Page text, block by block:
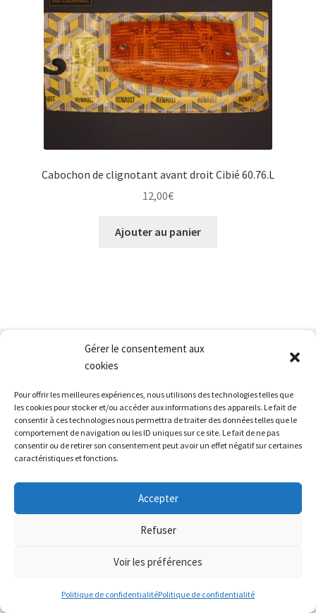
Gérer le consentement aux
cookies
Pour offrir les meilleures expériences, nous utilisons des technologies telles que
les cookies pour stocker et/ou accéder aux informations des appareils. Le fait de
consentir à ces technologies nous permettra de traiter des données telles que le
comportement de navigation ou les ID uniques sur ce site. Le fait de ne pas
consentir ou de retirer son consentement peut avoir un effet négatif sur certaines
caractéristiques et fonctions.
Accepter
Refuser
Voir les préférences
Politique de confidentialitéPolitique de confidentialité
Cabochon de clignotant avant droit Cibié 60.76.L
12,00€
Ajouter au panier
Nous contacter
Mentions légales
© L'Atelier du Losange 2026